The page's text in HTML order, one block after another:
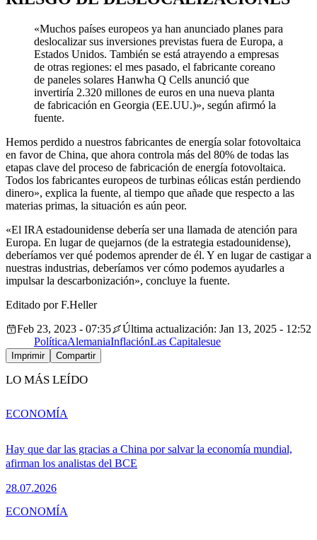
«Muchos países europeos ya han anunciado planes para
deslocalizar sus inversiones previstas fuera de Europa, a
Estados Unidos. También se está atrayendo a empresas
de otras regiones: el mes pasado, el fabricante coreano
de paneles solares Hanwha Q Cells anunció que
invertiría 2.320 millones de euros en una nueva planta
de fabricación en Georgia (EE.UU.)», según afirmó la
fuente.
Hemos perdido a nuestros fabricantes de energía solar fotovoltaica
en favor de China, que ahora controla más del 80% de todas las
etapas clave del proceso de fabricación de energía fotovoltaica.
Todos los fabricantes europeos de turbinas eólicas están perdiendo
dinero», explica la fuente, al tiempo que añade que respecto a las
materias primas, la situación es aún peor.
«El IRA estadounidense debería ser una llamada de atención para
Europa. En lugar de quejarnos (de la estrategia estadounidense),
deberíamos ver qué podemos aprender de él. Y en lugar de castigar a
nuestras industrias, deberíamos ver cómo podemos ayudarles a
impulsar la descarbonización», concluye la fuente.
Editado por F.Heller
Feb 23, 2023 - 07:35
Última actualización: Jan 13, 2025 - 12:52
PolíticaAlemaniaInflaciónLas Capitalesue
Imprimir Compartir
LO MÁS LEÍDO
Hay que dar las gracias a China por salvar la economía mundial,
afirman los analistas del BCE
28.07.2026
ECONOMÍA
ECONOMÍA